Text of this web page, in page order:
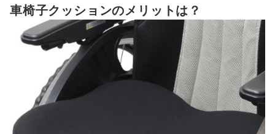
車椅子クッションはレンタルできる？
車椅子もあわせてチェックしよう
車椅子クッションの売れ筋ランキングもチェック！
車椅子クッションのメリットは？